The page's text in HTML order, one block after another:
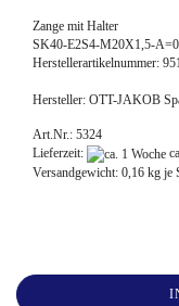
Zange mit Halter
SK40-E2S4-M20X1,5-
Herstellerartikelnummer:
Hersteller: OTT-JAKOB
Art.Nr.: 5324
Lieferzeit:
Versandgewicht: 0,16 kg je